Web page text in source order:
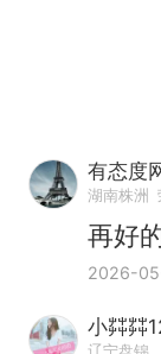
有态度
湖南株洲
再好
2026-
小茻茻